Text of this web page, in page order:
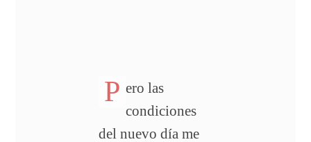
P ero las
condiciones
del nuevo día me